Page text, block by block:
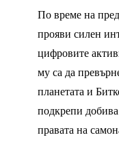
По време на
прояви силен
цифровите
му са да
планетата и
подкрепи
правата на